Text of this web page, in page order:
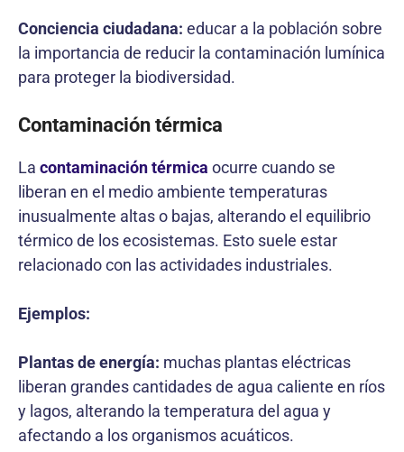
Conciencia ciudadana: educar a la población sobre
la importancia de reducir la contaminación lumínica
para proteger la biodiversidad.
Contaminación térmica
La contaminación térmica ocurre cuando se
liberan en el medio ambiente temperaturas
inusualmente altas o bajas, alterando el equilibrio
térmico de los ecosistemas. Esto suele estar
relacionado con las actividades industriales.
Ejemplos:
Plantas de energía: muchas plantas eléctricas
liberan grandes cantidades de agua caliente en ríos
y lagos, alterando la temperatura del agua y
afectando a los organismos acuáticos.